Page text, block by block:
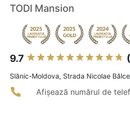
TODI Mansion
9.7
Slănic-Moldova, Strada Nicolae
Afișează numărul de